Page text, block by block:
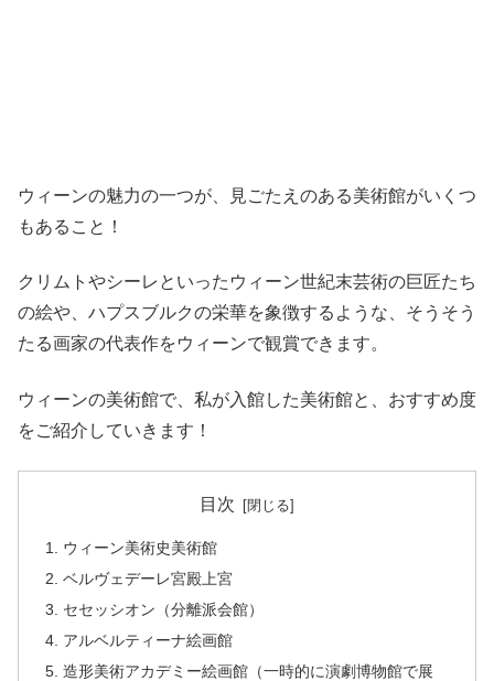
ウィーンの魅力の一つが、見ごたえのある美術館がいくつ
もあること！
クリムトやシーレといったウィーン世紀末芸術の巨匠たち
の絵や、ハプスブルクの栄華を象徴するような、そうそう
たる画家の代表作をウィーンで観賞できます。
ウィーンの美術館で、私が入館した美術館と、おすすめ度
をご紹介していきます！
目次
ウィーン美術史美術館
ベルヴェデーレ宮殿上宮
セセッシオン（分離派会館）
アルベルティーナ絵画館
造形美術アカデミー絵画館（一時的に演劇博物館で展